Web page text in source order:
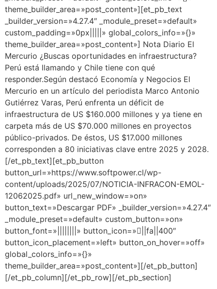
theme_builder_area=»post_content»][et_pb_text
_builder_version=»4.27.4″ _module_preset=»default»
custom_padding=»0px|||||» global_colors_info=»{}»
theme_builder_area=»post_content»] Nota Diario El
Mercurio ¿Buscas oportunidades en infraestructura?
Perú está llamando y Chile tiene con qué
responder.Según destacó Economía y Negocios El
Mercurio en un artículo del periodista Marco Antonio
Gutiérrez Varas, Perú enfrenta un déficit de
infraestructura de US $160.000 millones y ya tiene en
carpeta más de US $70.000 millones en proyectos
público-privados. De éstos, US $17.000 millones
corresponden a 80 iniciativas clave entre 2025 y 2028.
[/et_pb_text][et_pb_button
button_url=»https://www.softpower.cl/wp-
content/uploads/2025/07/NOTICIA-INFRACON-EMOL-
12062025.pdf» url_new_window=»on»
button_text=»Descargar PDF» _builder_version=»4.27.4″
_module_preset=»default» custom_button=»on»
button_font=»||||||||» button_icon=»||fa||400″
button_icon_placement=»left» button_on_hover=»off»
global_colors_info=»{}»
theme_builder_area=»post_content»][/et_pb_button]
[/et_pb_column][/et_pb_row][/et_pb_section]